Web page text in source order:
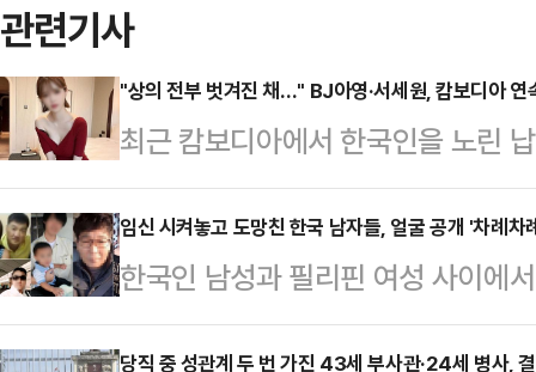
관련기사
"상의 전부 벗겨진 채…" BJ아영·서세원, 캄보디아 연
최근 캄보디아에서 한국인을 노린
년 전 고(故) BJ아영(본명 변아영)
변씨는 지난 2023년 6월2일 지인
도 프놈펜 인근 칸달주의 한 공사장
태로 발견됐다.캄보디아 현지 경찰
임신 시켜놓고 도망친 한국 남자들, 얼굴 공개 '차례차
한국인 남성과 필리핀 여성 사이에
(Kopino)'와 그들의 아버지로 지목
당직 중 성관계 두 번 가진 43세 부사관·24세 병사,